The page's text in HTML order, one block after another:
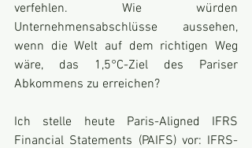
verfehlen. Wie würden
Unternehmensabschlüsse aussehen,
wenn die Welt auf dem richtigen Weg
wäre, das 1,5°C-Ziel des Pariser
Abkommens zu erreichen?
Ich stelle heute Paris-Aligned IFRS
Financial Statements (PAIFS) vor: IFRS-